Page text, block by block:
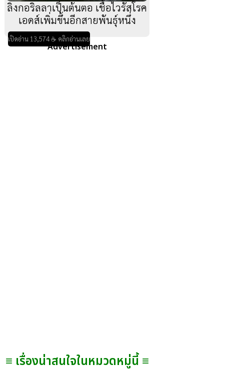
ลิงกอริลลาเป็นต้นตอ เชื้อไวรัสโรค
เอดส์เพิ่มขึ้นอีกสายพันธุ์หนึ่ง
เปิดอ่าน 13,574 ☕ คลิกอ่านเลย
Advertisement
≡ เรื่องน่าสนใจในหมวดหมู่นี้ ≡